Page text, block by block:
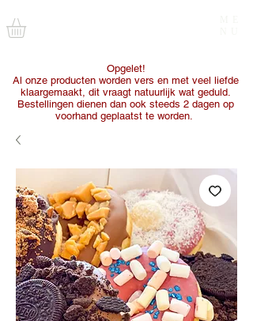
Opgelet!
Al onze producten worden vers en met veel liefde
klaargemaakt, dit vraagt natuurlijk wat geduld.
Bestellingen dienen dan ook steeds 2 dagen op
voorhand geplaatst te worden.